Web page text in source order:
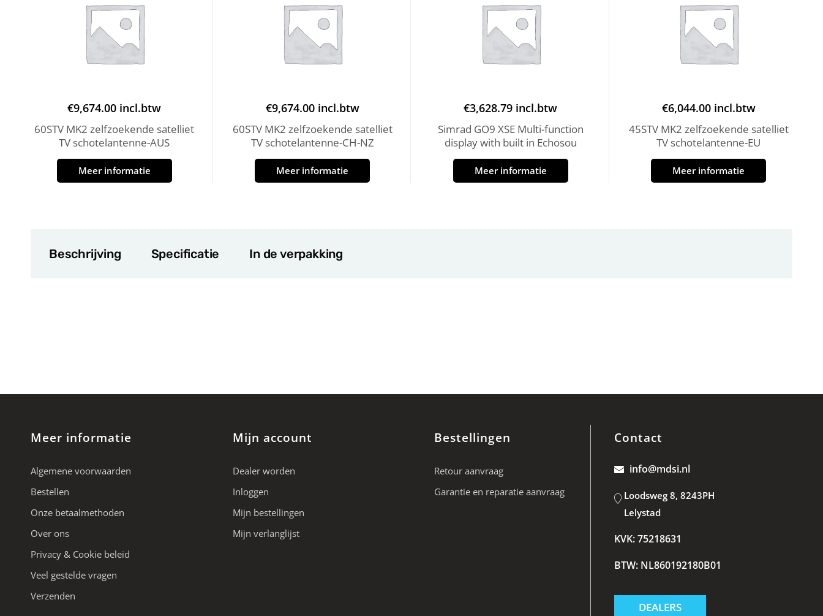
€9,674.00 incl.btw
60STV MK2 zelfzoekende satelliet
TV schotelantenne-AUS
Meer informatie
€9,674.00 incl.btw
60STV MK2 zelfzoekende satelliet
TV schotelantenne-CH-NZ
Meer informatie
€3,628.79 incl.btw
Simrad GO9 XSE Multi-function
display with built in Echosou
Meer informatie
€6,044.00 incl.btw
45STV MK2 zelfzoekende satelliet
TV schotelantenne-EU
Meer informatie
Beschrijving Specificatie In de verpakking
Meer informatie
Algemene voorwaarden
Bestellen
Onze betaalmethoden
Over ons
Privacy & Cookie beleid
Veel gestelde vragen
Verzenden
Mijn account
Dealer worden
Inloggen
Mijn bestellingen
Mijn verlanglijst
Bestellingen
Retour aanvraag
Garantie en reparatie aanvraag
Contact
info@mdsi.nl
Loodsweg 8, 8243PH
Lelystad
KVK: 75218631
BTW: NL860192180B01
DEALERS